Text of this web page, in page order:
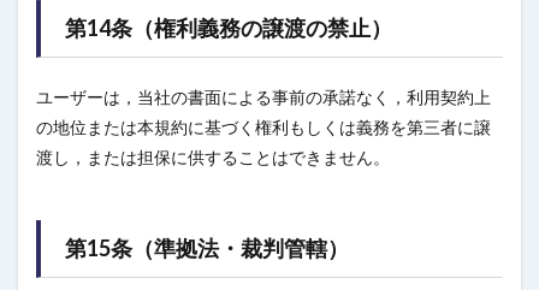
第14条（権利義務の譲渡の禁止）
ユーザーは，当社の書面による事前の承諾なく，利用契約上
の地位または本規約に基づく権利もしくは義務を第三者に譲
渡し，または担保に供することはできません。
第15条（準拠法・裁判管轄）